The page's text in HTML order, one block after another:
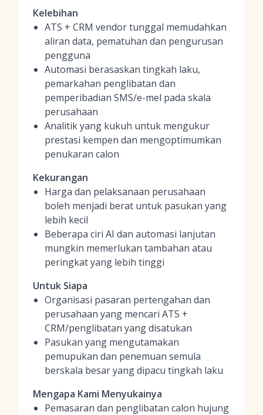
Kelebihan
ATS + CRM vendor tunggal memudahkan
aliran data, pematuhan dan pengurusan
pengguna
Automasi berasaskan tingkah laku,
pemarkahan penglibatan dan
pemperibadian SMS/e-mel pada skala
perusahaan
Analitik yang kukuh untuk mengukur
prestasi kempen dan mengoptimumkan
penukaran calon
Kekurangan
Harga dan pelaksanaan perusahaan
boleh menjadi berat untuk pasukan yang
lebih kecil
Beberapa ciri AI dan automasi lanjutan
mungkin memerlukan tambahan atau
peringkat yang lebih tinggi
Untuk Siapa
Organisasi pasaran pertengahan dan
perusahaan yang mencari ATS +
CRM/penglibatan yang disatukan
Pasukan yang mengutamakan
pemupukan dan penemuan semula
berskala besar yang dipacu tingkah laku
Mengapa Kami Menyukainya
Pemasaran dan penglibatan calon hujung